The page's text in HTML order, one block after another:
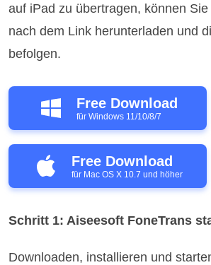
auf iPad zu übertragen, können
nach dem Link herunterladen und
befolgen.
Free Download
für Windows 11/10/8/7
Free Download
für Mac OS X 10.7 und höher
Schritt 1: Aiseesoft FoneTrans
Downloaden, installieren und